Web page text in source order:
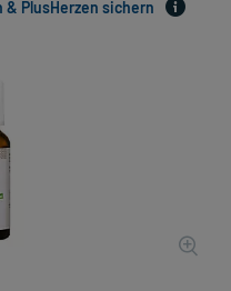
PlusHerzen sichern